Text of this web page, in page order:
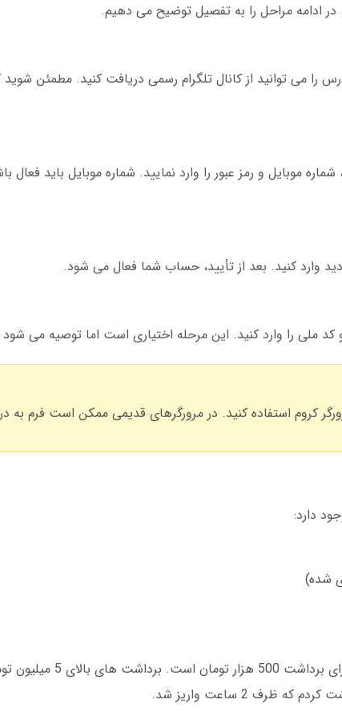
موبایل و رمز عبور را وارد نمایید. شماره موبایل باید
کد ملی را وارد کنید. این مرحله اختیاری است اما توصیه می
شده)